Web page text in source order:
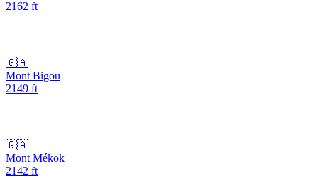
2162 ft
🇬🇦
Mont Bigou
2149 ft
🇬🇦
Mont Mékok
2142 ft